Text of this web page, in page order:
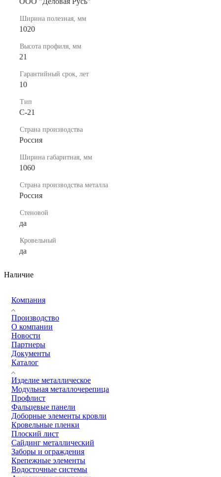
Ширина полезная, мм
1020
Высота профиля, мм
21
Гарантийный срок, лет
10
Тип
C-21
Страна производства
Россия
Ширина габаритная, мм
1060
Страна производства металла
Россия
Стеновой
да
Кровельный
да
Наличие
Компания
Производство
О компании
Новости
Партнеры
Документы
Каталог
Изделие металлическое
Модульная металлочерепица
Профлист
Фальцевые панели
Доборные элементы кровли
Кровельные пленки
Плоский лист
Сайдинг металлический
Заборы и ограждения
Крепежные элементы
Водосточные системы